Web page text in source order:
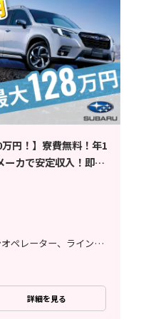
円！】寮費無料！年1
ーカで安定収入！即面
組立・組付け、加工、マシンオペレーター、ライン作業、鋳造・鍛造、溶接、塗装
詳細を見る